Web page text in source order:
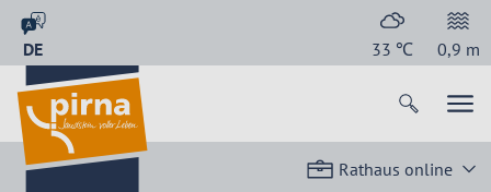
DE 33 ℃ 0,9 m
Rathaus online